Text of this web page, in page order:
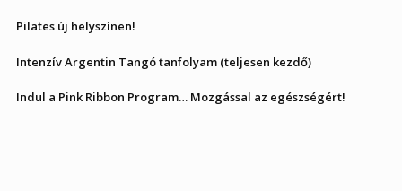
Pilates új helyszínen!
Intenzív Argentin Tangó tanfolyam (teljesen kezdő)
Indul a Pink Ribbon Program… Mozgással az egészségért!